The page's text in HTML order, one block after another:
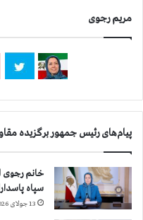
مریم رجوی
پیام‌های رئیس جمهور برگزیده
خانم رجوی
سپاه
13 جولای 2026